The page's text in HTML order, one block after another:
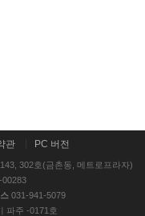
관 PC 버전
302호(금촌동, 메트로프라자)
00283
031-941-5079
파주 -0171호